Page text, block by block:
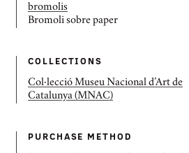
bromolis
Bromoli sobre paper
COLLECTIONS
Col·lecció Museu Nacional d’Art de
Catalunya (MNAC)
PURCHASE METHOD